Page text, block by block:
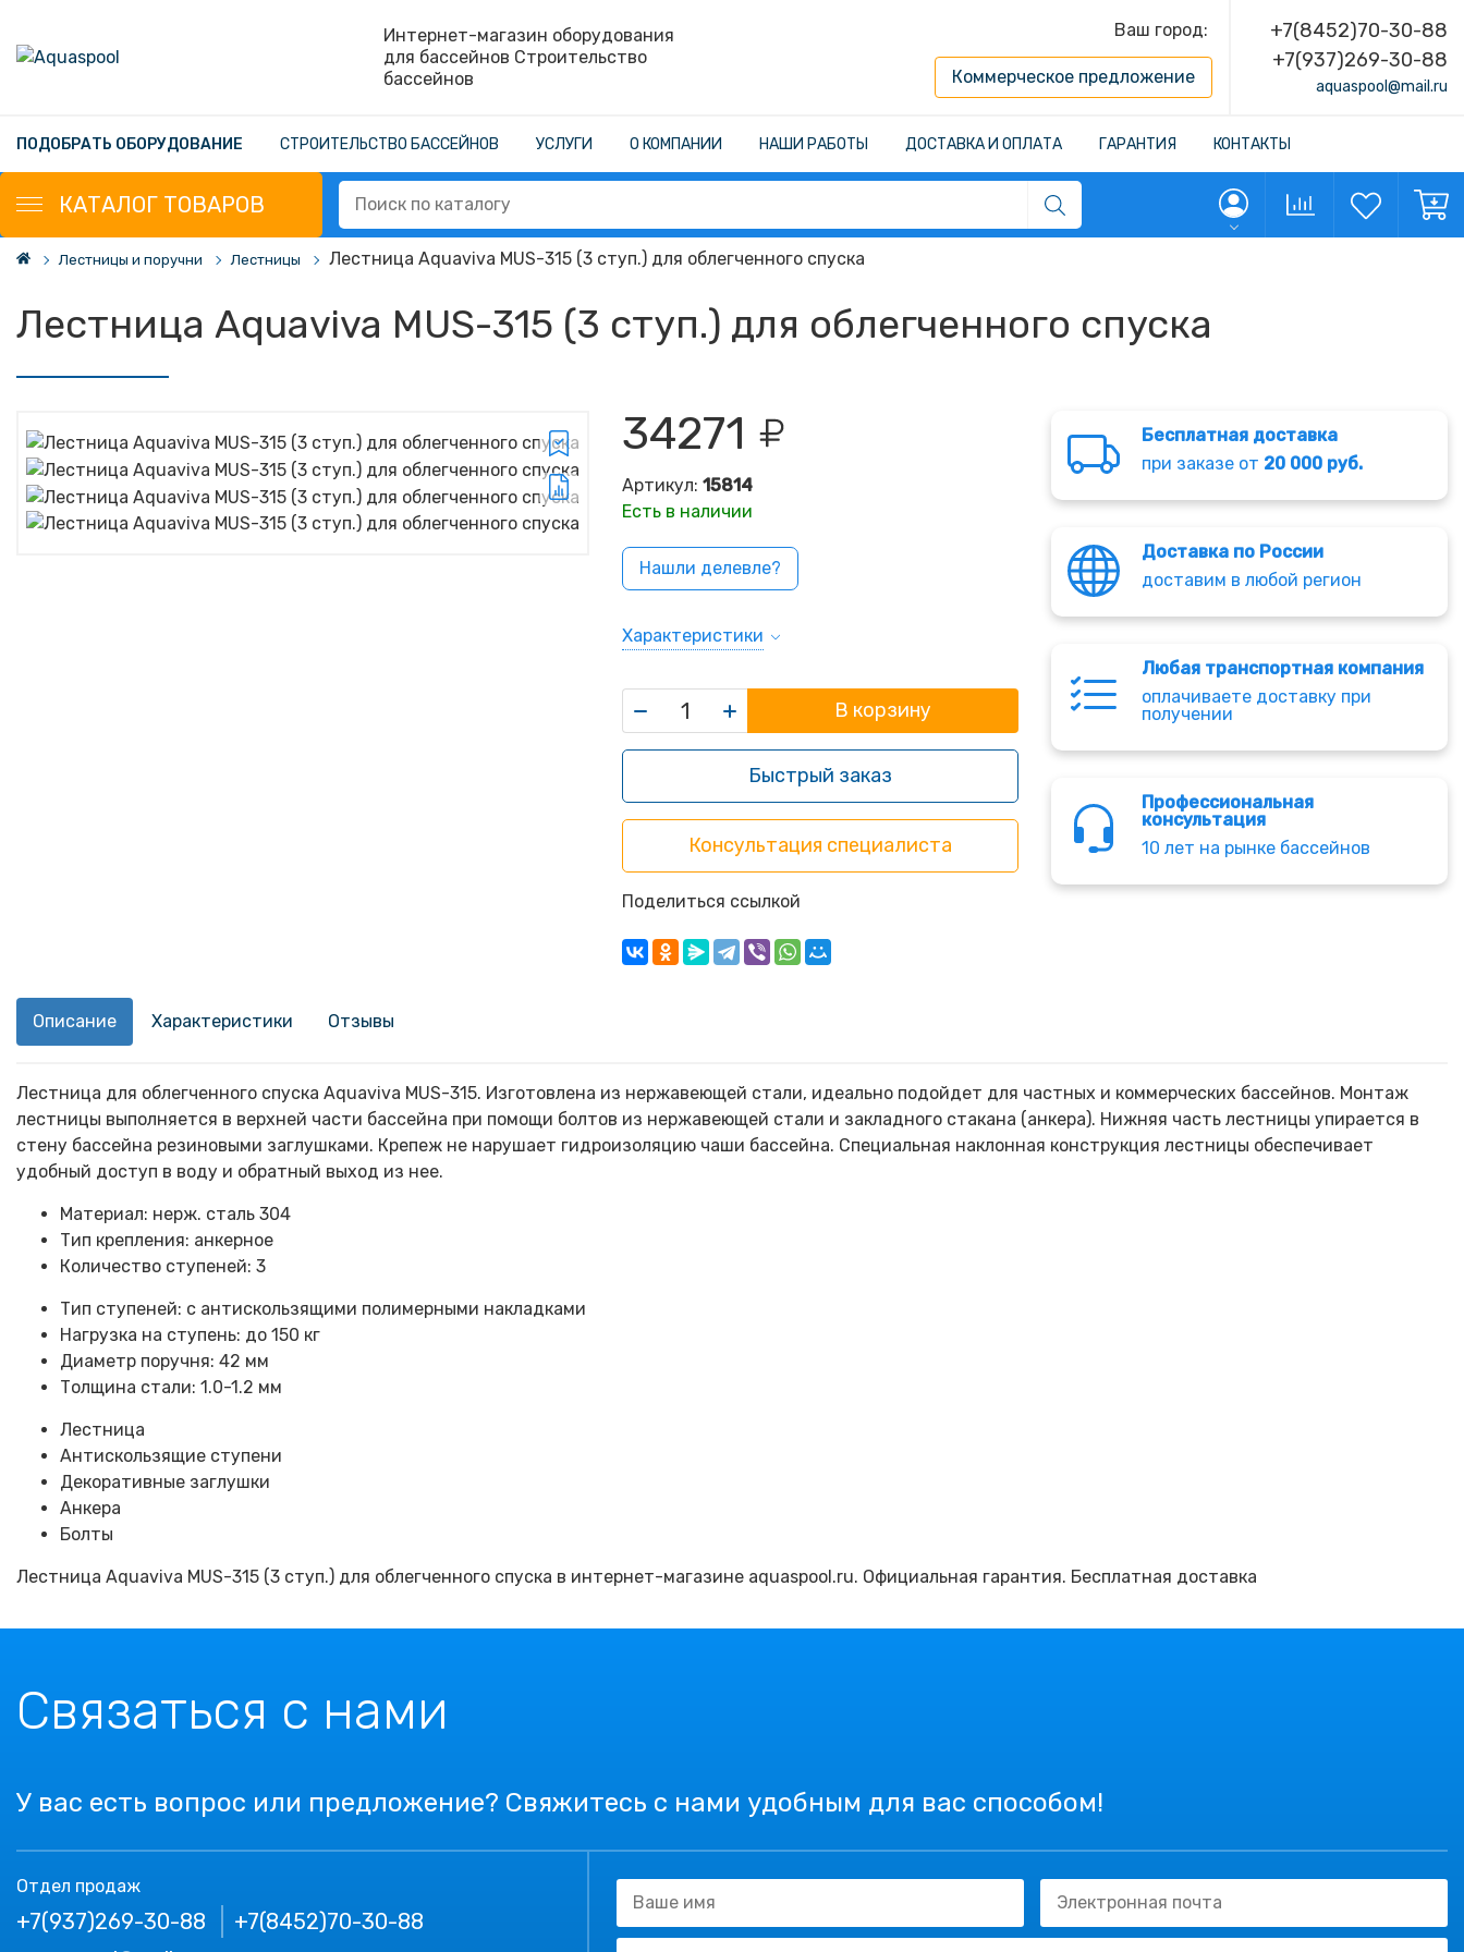
Интернет-магазин оборудования
для бассейнов Строительство
бассейнов
Ваш город:
Коммерческое предложение
+7(8452)70-30-88
+7(937)269-30-88
aquaspool@mail.ru
ПОДОБРАТЬ ОБОРУДОВАНИЕ СТРОИТЕЛЬСТВО БАССЕЙНОВ УСЛУГИ О КОМПАНИИ НАШИ РАБОТЫ ДОСТАВКА И ОПЛАТА ГАРАНТИЯ КОНТАКТЫ
КАТАЛОГ ТОВАРОВ
Лестницы и поручни Лестницы Лестница Aquaviva MUS-315 (3 ступ.) для облегченного спуска
Лестница Aquaviva MUS-315 (3 ступ.) для облегченного спуска
34271
Артикул: 15814
Есть в наличии
Нашли делевле?
Характеристики
В корзину
Быстрый заказ
Консультация специалиста
Поделиться ссылкой
Бесплатная доставка
при заказе от 20 000 руб.
Доставка по России
доставим в любой регион
Любая транспортная компания
оплачиваете доставку при
получении
Профессиональная
консультация
10 лет на рынке бассейнов
Описание Характеристики Отзывы
Лестница для облегченного спуска Aquaviva MUS-315. Изготовлена из нержавеющей стали, идеально подойдет для частных и коммерческих бассейнов. Монтаж
лестницы выполняется в верхней части бассейна при помощи болтов из нержавеющей стали и закладного стакана (анкера). Нижняя часть лестницы упирается в
стену бассейна резиновыми заглушками. Крепеж не нарушает гидроизоляцию чаши бассейна. Специальная наклонная конструкция лестницы обеспечивает
удобный доступ в воду и обратный выход из нее.
Материал: нерж. сталь 304
Тип крепления: анкерное
Количество ступеней: 3
Тип ступеней: с антискользящими полимерными накладками
Нагрузка на ступень: до 150 кг
Диаметр поручня: 42 мм
Толщина стали: 1.0-1.2 мм
Лестница
Антискользящие ступени
Декоративные заглушки
Анкера
Болты
Лестница Aquaviva MUS-315 (3 ступ.) для облегченного спуска в интернет-магазине aquaspool.ru. Официальная гарантия. Бесплатная доставка
Связаться с нами
У вас есть вопрос или предложение? Свяжитесь с нами удобным для вас способом!
Отдел продаж
+7(937)269-30-88
+7(8452)70-30-88